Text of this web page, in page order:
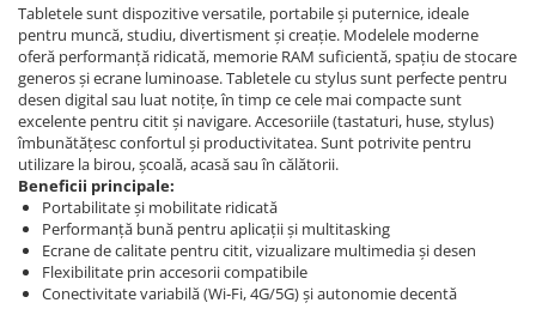
Tabletele sunt dispozitive versatile, portabile și puternice, ideale
pentru muncă, studiu, divertisment și creație. Modelele moderne
oferă performanță ridicată, memorie RAM suficientă, spațiu de stocare
generos și ecrane luminoase. Tabletele cu stylus sunt perfecte pentru
desen digital sau luat notițe, în timp ce cele mai compacte sunt
excelente pentru citit și navigare. Accesoriile (tastaturi, huse, stylus)
îmbunătățesc confortul și productivitatea. Sunt potrivite pentru
utilizare la birou, școală, acasă sau în călătorii.
Beneficii principale:
Portabilitate și mobilitate ridicată
Performanță bună pentru aplicații și multitasking
Ecrane de calitate pentru citit, vizualizare multimedia și desen
Flexibilitate prin accesorii compatibile
Conectivitate variabilă (Wi‑Fi, 4G/5G) și autonomie decentă